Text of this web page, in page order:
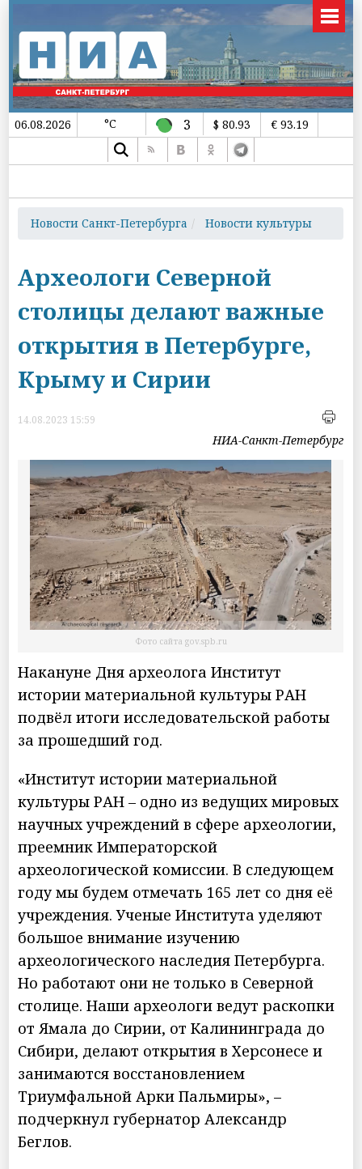
06.08.2026 °C 3 $ 80.93 € 93.19
Новости Санкт-Петербурга Новости культуры
Археологи Северной
столицы делают важные
открытия в Петербурге,
Крыму и Сирии
14.08.2023 15:59
НИА-Санкт-Петербург
Фото сайта gov.spb.ru
Накануне Дня археолога Институт
истории материальной культуры РАН
подвёл итоги исследовательской работы
за прошедший год.
«Институт истории материальной
культуры РАН – одно из ведущих мировых
научных учреждений в сфере археологии,
преемник Императорской
археологической комиссии. В следующем
году мы будем отмечать 165 лет со дня её
учреждения. Ученые Института уделяют
большое внимание изучению
археологического наследия Петербурга.
Но работают они не только в Северной
столице. Наши археологи ведут раскопки
от Ямала до Сирии, от Калининграда до
Сибири, делают открытия в Херсонесе и
занимаются восстановлением
Триумфальной Арки Пальмиры», –
подчеркнул губернатор Александр
Беглов.